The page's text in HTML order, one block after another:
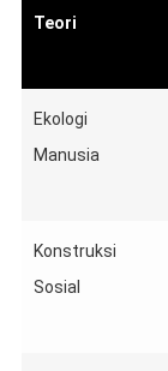
Teori
Ekologi
Manusia
Konstruksi
Sosial